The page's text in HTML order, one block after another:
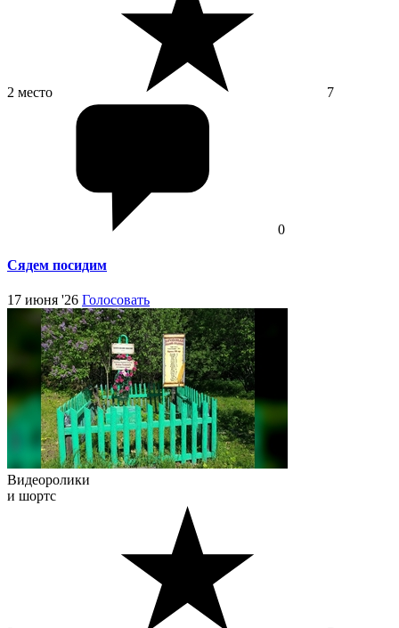
2 место 7
0
Сядем посидим
17 июня '26 Голосовать
Видеоролики
и шортс